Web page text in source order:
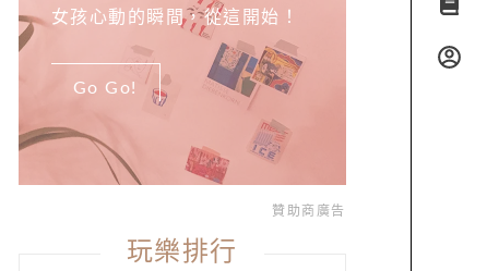
女孩心動的瞬間，從這開始！
Go Go!
贊助商廣告
玩樂排行